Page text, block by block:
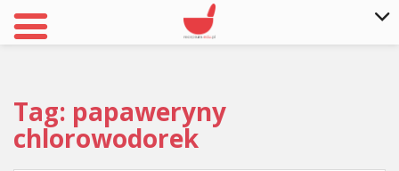
Tag: papaweryny
chlorowodorek